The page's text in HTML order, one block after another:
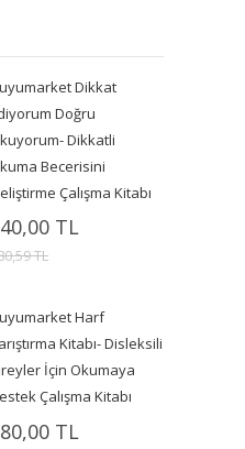
Dikkat
Doğru
Dikkatli
Becerisini
Çalışma Kitabı
TL
TL
Harf
Kitabı- Disleksili
İçin Okumaya
Çalışma Kitabı
TL